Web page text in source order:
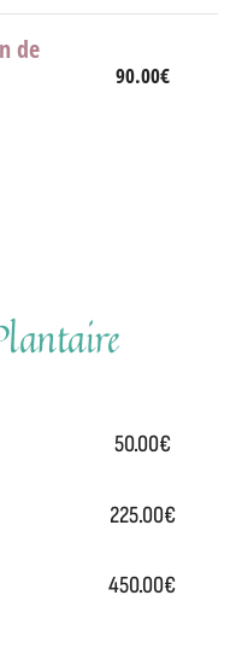
de
90.00€
50.00€
225.00€
450.00€